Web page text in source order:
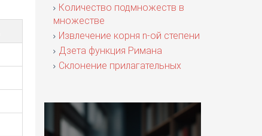
Количество подмножеств в
множестве
Извлечение корня n-ой степени
Дзета функция Римана
Склонение прилагательных